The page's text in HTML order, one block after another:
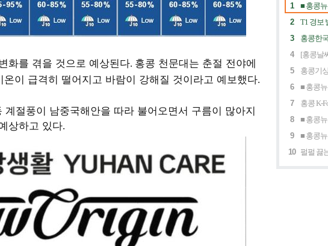
화를 겪을 것으로 예상된다. 홍콩 천문대는 춘절 전야에
온이 급격히 떨어지고 바람이 강해질 것이라고 예보했다.
절풍이 남중국해안을 따라 불어오면서 구름이 많아지
상하고 있다.
1
■ 홍콩
2
3
4
[홍콩날
5
홍콩기
6
■ 홍콩
7
8
■ 홍콩
9
■ 홍콩
10